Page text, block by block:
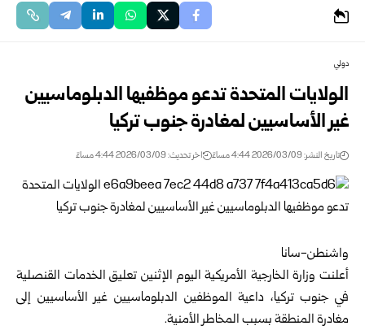
دولي
الولايات المتحدة تدعو موظفيها الدبلوماسيين
غير الأساسيين لمغادرة جنوب تركيا
تاريخ النشر: 2026/03/09 4:44 مساءً اخر تحديث: 2026/03/09 4:44 مساءً
واشنطن-سانا
أعلنت وزارة الخارجية الأمريكية اليوم الإثنين تعليق الخدمات القنصلية
في جنوب تركيا، داعية الموظفين الدبلوماسيين غير الأساسيين إلى
مغادرة المنطقة بسبب المخاطر الأمنية.